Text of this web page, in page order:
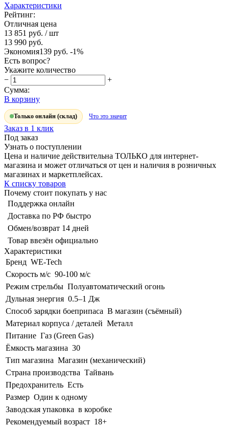
Характеристики
Рейтинг:
Отличная цена
13 851 руб. / шт
13 990 руб.
Экономия139 руб. -1%
Есть вопрос?
Укажите количество
−
+
Сумма:
В корзину
Только онлайн (склад) Что это значит
Заказ в 1 клик
Под заказ
Узнать о поступлении
Цена и наличие действительна ТОЛЬКО для интернет-
магазина и может отличаться от цен и наличия в розничных
магазинах и маркетплейсах.
К списку товаров
Почему стоит покупать у нас
Поддержка онлайн
Доставка по РФ быстро
Обмен/возврат 14 дней
Товар ввезён официально
Характеристики
Бренд WE-Tech
Скорость м/с 90-100 м/с
Режим стрельбы Полуавтоматический огонь
Дульная энергия 0.5–1 Дж
Способ зарядки боеприпаса В магазин (съёмный)
Материал корпуса / деталей Металл
Питание Газ (Green Gas)
Ёмкость магазина 30
Тип магазина Магазин (механический)
Страна производства Тайвань
Предохранитель Есть
Размер Один к одному
Заводская упаковка в коробке
Рекомендуемый возраст 18+